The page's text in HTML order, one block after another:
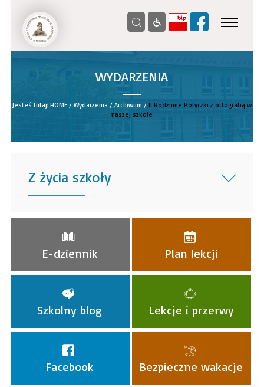
WYDARZENIA
__
Jesteś tutaj: HOME/ Wydarzenia/ Archiwum / II Rodzinne Potyczki z ortografią w
naszej szkole
Z życia szkoły
______
E-dziennik Plan lekcji
Szkolny blog Lekcje i przerwy
Facebook Bezpieczne wakacje